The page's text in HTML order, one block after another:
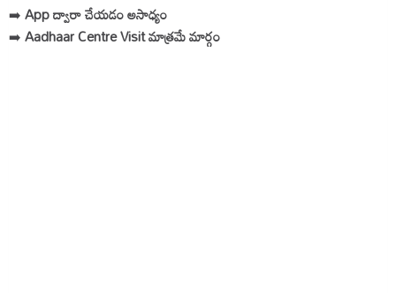
➡️App ద్వారా చేయడం అసాధ్యం
➡️Aadhaar Centre Visit మాత్రమే మార్గం